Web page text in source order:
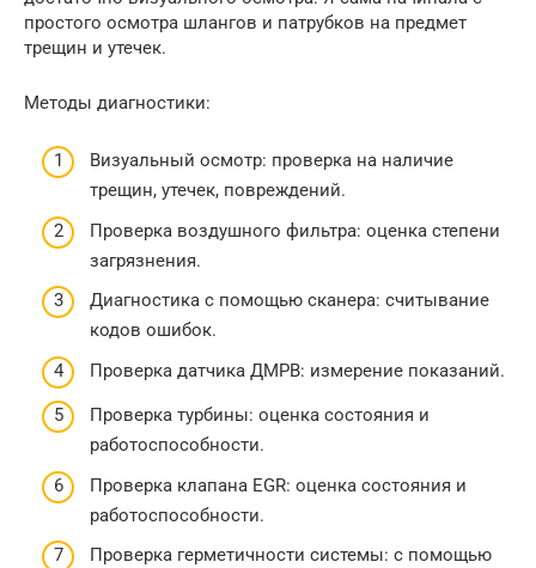
простого осмотра шлангов и патрубков на предмет
трещин и утечек.
Методы диагностики:
Визуальный осмотр: проверка на наличие
трещин, утечек, повреждений.
Проверка воздушного фильтра: оценка степени
загрязнения.
Диагностика с помощью сканера: считывание
кодов ошибок.
Проверка датчика ДМРВ: измерение показаний.
Проверка турбины: оценка состояния и
работоспособности.
Проверка клапана EGR: оценка состояния и
работоспособности.
Проверка герметичности системы: с помощью